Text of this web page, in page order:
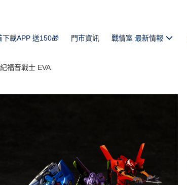
下載APP 送150🎁 門市資訊 戰情室 最新情報
福音戰士 EVA